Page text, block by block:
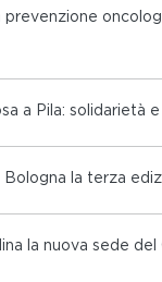
prevenzione
a Pila: solidarietà
Bologna la terza
la nuova sede